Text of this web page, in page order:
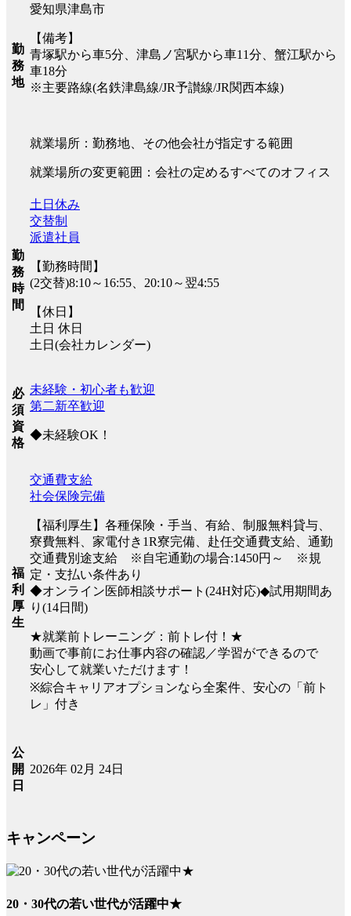
勤
務
地
愛知県津島市
【備考】
青塚駅から車5分、津島ノ宮駅から車11分、蟹江駅から
車18分
※主要路線(名鉄津島線/JR予讃線/JR関西本線)
就業場所：勤務地、その他会社が指定する範囲
就業場所の変更範囲：会社の定めるすべてのオフィス
勤
務
時
間
土日休み
交替制
派遣社員
【勤務時間】
(2交替)8:10～16:55、20:10～翌4:55
【休日】
土日 休日
土日(会社カレンダー)
必
須
資
格
未経験・初心者も歓迎
第二新卒歓迎
◆未経験OK！
福
利
厚
生
交通費支給
社会保険完備
【福利厚生】各種保険・手当、有給、制服無料貸与、
寮費無料、家電付き1R寮完備、赴任交通費支給、通勤
交通費別途支給 ※自宅通勤の場合:1450円～ ※規
定・支払い条件あり
◆オンライン医師相談サポート(24H対応)◆試用期間あ
り(14日間)
★就業前トレーニング：前トレ付！★
動画で事前にお仕事内容の確認／学習ができるので
安心して就業いただけます！
※綜合キャリアオプションなら全案件、安心の「前ト
レ」付き
公
開
日
2026年 02月 24日
キャンペーン
20・30代の若い世代が活躍中★